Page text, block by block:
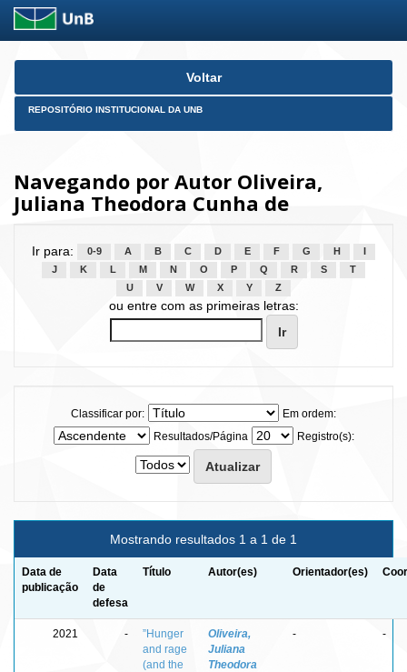
Skip
Voltar
REPOSITÓRIO INSTITUCIONAL DA UNB
Navegando por Autor Oliveira,
Juliana Theodora Cunha de
Ir para: 0-9 A B C D E F G H
J
K L M N O P Q R S
T
U
V W X Y Z
ou entre com as primeiras letras:
Classificar por:
Em ordem:
Resultados/Página
Registro(s):
Mostrando resultados 1 a 1 de 1
Data de
publicação
Data
de
defesa
Título Autor(es) Orientador(es)
2021 -
”Hunger
and rage
(and the
Oliveira,
Juliana
Theodora
- -